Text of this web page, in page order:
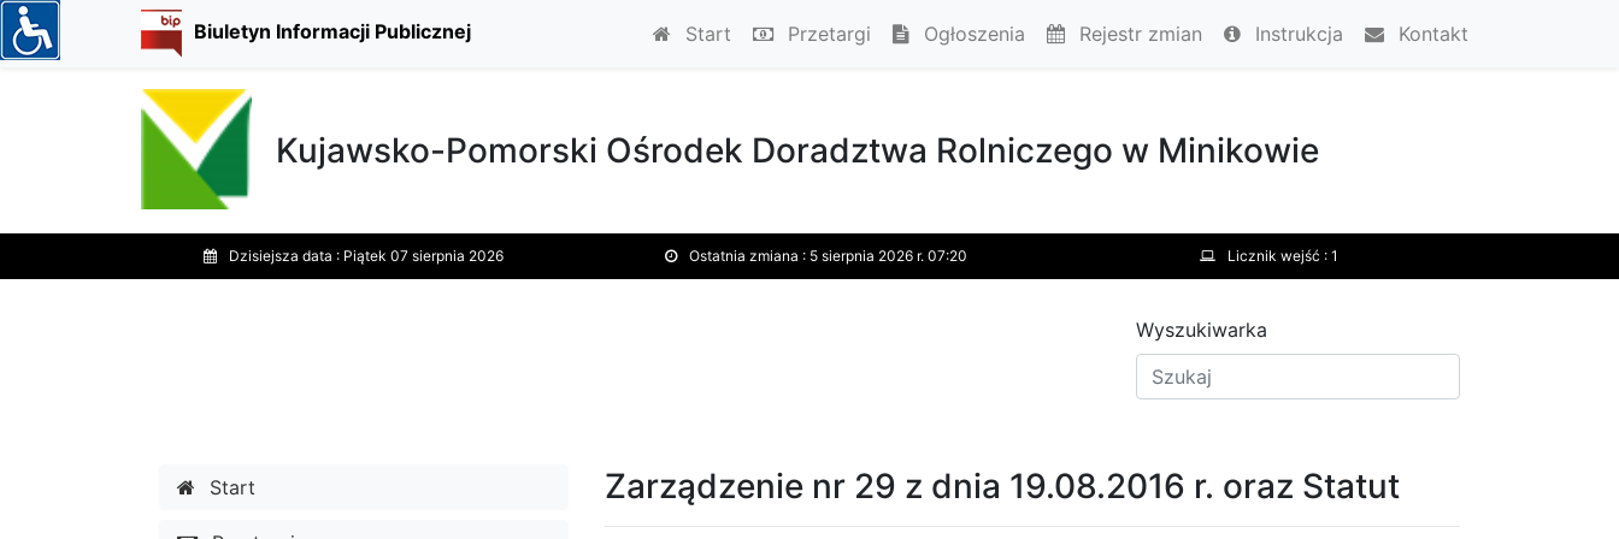
Biuletyn Informacji Publicznej Start Przetargi Ogłoszenia Rejestr zmian Instrukcja Kontakt
Kujawsko-Pomorski Ośrodek Doradztwa Rolniczego w Minikowie
Dzisiejsza data : Piątek 07 sierpnia 2026 Ostatnia zmiana : 5 sierpnia 2026 r. 07:20 Licznik wejść : 1
Wyszukiwarka
Start Zarządzenie nr 29 z dnia 19.08.2016 r. oraz Statut